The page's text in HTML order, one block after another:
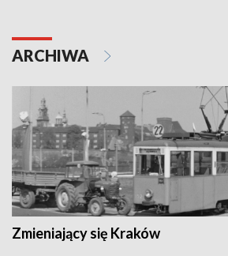
ARCHIWA
Zmieniający się Kraków